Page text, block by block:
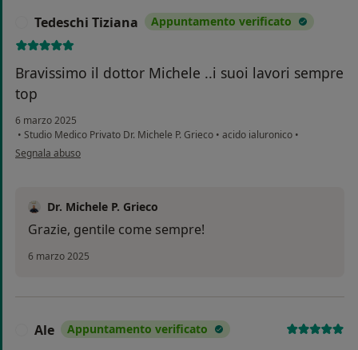
Tedeschi Tiziana Appuntamento verificato
Bravissimo il dottor Michele ..i suoi lavori sempre
top
6 marzo 2025
• Studio Medico Privato Dr. Michele P. Grieco • acido ialuronico •
secondo l'opinione dell'utente Tedeschi Tiziana
Segnala abuso
Dr. Michele P. Grieco
Grazie, gentile come sempre!
6 marzo 2025
Ale Appuntamento verificato